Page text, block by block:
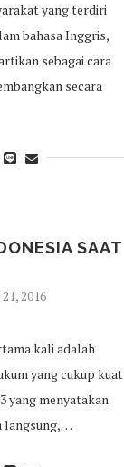
yang terdiri
bahasa Inggris,
sebagai cara
secara
SAAT
21, 2016
kali adalah
yang cukup kuat
yang menyatakan
langsung,…